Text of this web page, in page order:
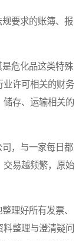
要求的账簿、报
危化品这类特殊
业许可相关的财务
储存、运输相关的
，与一家每日都
交易越频繁，原始
理好所有发票、
整理与澄清疑问